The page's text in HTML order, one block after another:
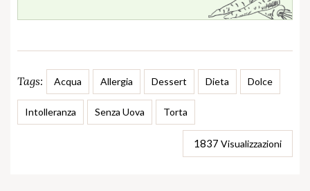
Tags: Acqua Allergia Dessert Dieta Dolce
Intolleranza Senza Uova Torta
1837 Visualizzazioni